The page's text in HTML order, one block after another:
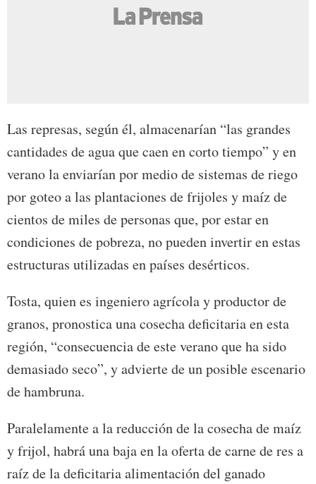
Las represas, según él, almacenarían “las grandes
cantidades de agua que caen en corto tiempo” y en
verano la enviarían por medio de sistemas de riego
por goteo a las plantaciones de frijoles y maíz de
cientos de miles de personas que, por estar en
condiciones de pobreza, no pueden invertir en estas
estructuras utilizadas en países desérticos.
Tosta, quien es ingeniero agrícola y productor de
granos, pronostica una cosecha deficitaria en esta
región, “consecuencia de este verano que ha sido
demasiado seco”, y advierte de un posible escenario
de hambruna.
Paralelamente a la reducción de la cosecha de maíz
y frijol, habrá una baja en la oferta de carne de res a
raíz de la deficitaria alimentación del ganado